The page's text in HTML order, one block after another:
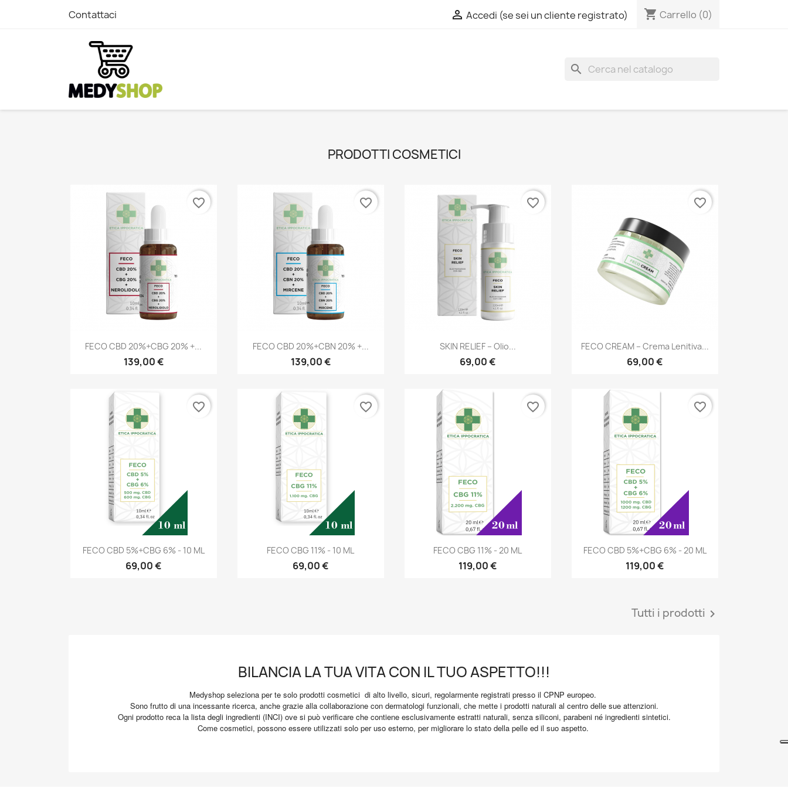
Contattaci  Accedi (se sei un cliente registrato) shopping_cart Carrello (0)
search
PRODOTTI COSMETICI
Anteprima
FECO CBD 20%+CBG 20% +...
139,00 €
favorite_border
Anteprima
FECO CBD 20%+CBN 20% +...
139,00 €
favorite_border
 Anteprima
SKIN RELIEF – Olio...
69,00 €
favorite_border
Anteprima
FECO CREAM – Crema Lenitiva...
69,00 €
favorite_border
 Anteprima
FECO CBD 5%+CBG 6% - 10 ML
69,00 €
favorite_border
Anteprima
FECO CBG 11% - 10 ML
69,00 €
favorite_border
Anteprima
FECO CBG 11% - 20 ML
119,00 €
favorite_border
 Anteprima
FECO CBD 5%+CBG 6% - 20 ML
119,00 €
favorite_border
Tutti i prodotti 
BILANCIA LA TUA VITA CON IL TUO ASPETTO!!!
Medyshop seleziona per te solo prodotti cosmetici di alto livello, sicuri, regolarmente registrati presso il CPNP europeo.
Sono frutto di una incessante ricerca, anche grazie alla collaborazione con dermatologi funzionali, che mette i prodotti naturali al centro delle sue attenzioni.
Ogni prodotto reca la lista degli ingredienti (INCI) ove si può verificare che contiene esclusivamente estratti naturali, senza siliconi, parabeni né ingredienti sintetici.
Come cosmetici, possono essere utilizzati solo per uso esterno, per migliorare lo stato della pelle ed il suo aspetto.